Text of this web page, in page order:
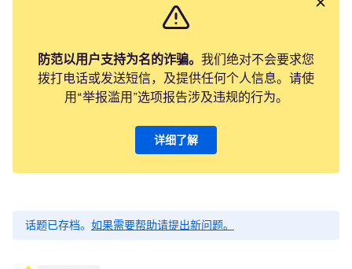
防范以用户支持为名的诈骗。 我们绝对不会要求您
拨打电话或发送短信，及提供任何个人信息。请使
用“举报滥用”选项报告涉及违规的行为。
详细了解
话题已存档。 如果需要帮助请提出新问题。